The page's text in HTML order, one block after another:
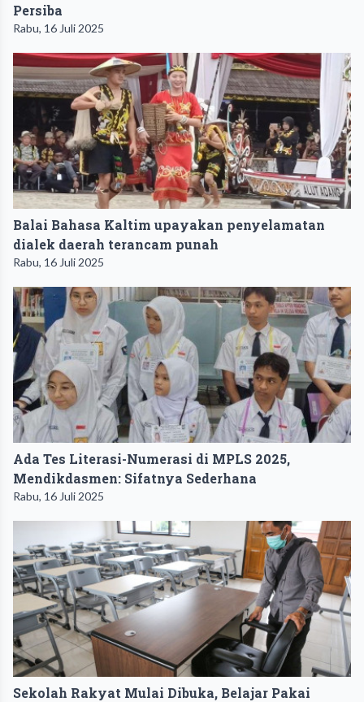
Persiba
Rabu, 16 Juli 2025
Balai Bahasa Kaltim upayakan penyelamatan
dialek daerah terancam punah
Rabu, 16 Juli 2025
Ada Tes Literasi-Numerasi di MPLS 2025,
Mendikdasmen: Sifatnya Sederhana
Rabu, 16 Juli 2025
Sekolah Rakyat Mulai Dibuka, Belajar Pakai